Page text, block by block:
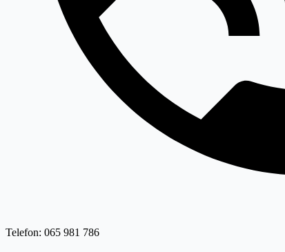
Telefon: 065 981 786